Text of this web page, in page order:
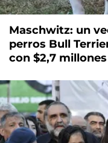
Maschwitz: un
perros Bull
con $2,7 millones